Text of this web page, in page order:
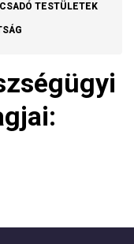
TESTÜLETEK